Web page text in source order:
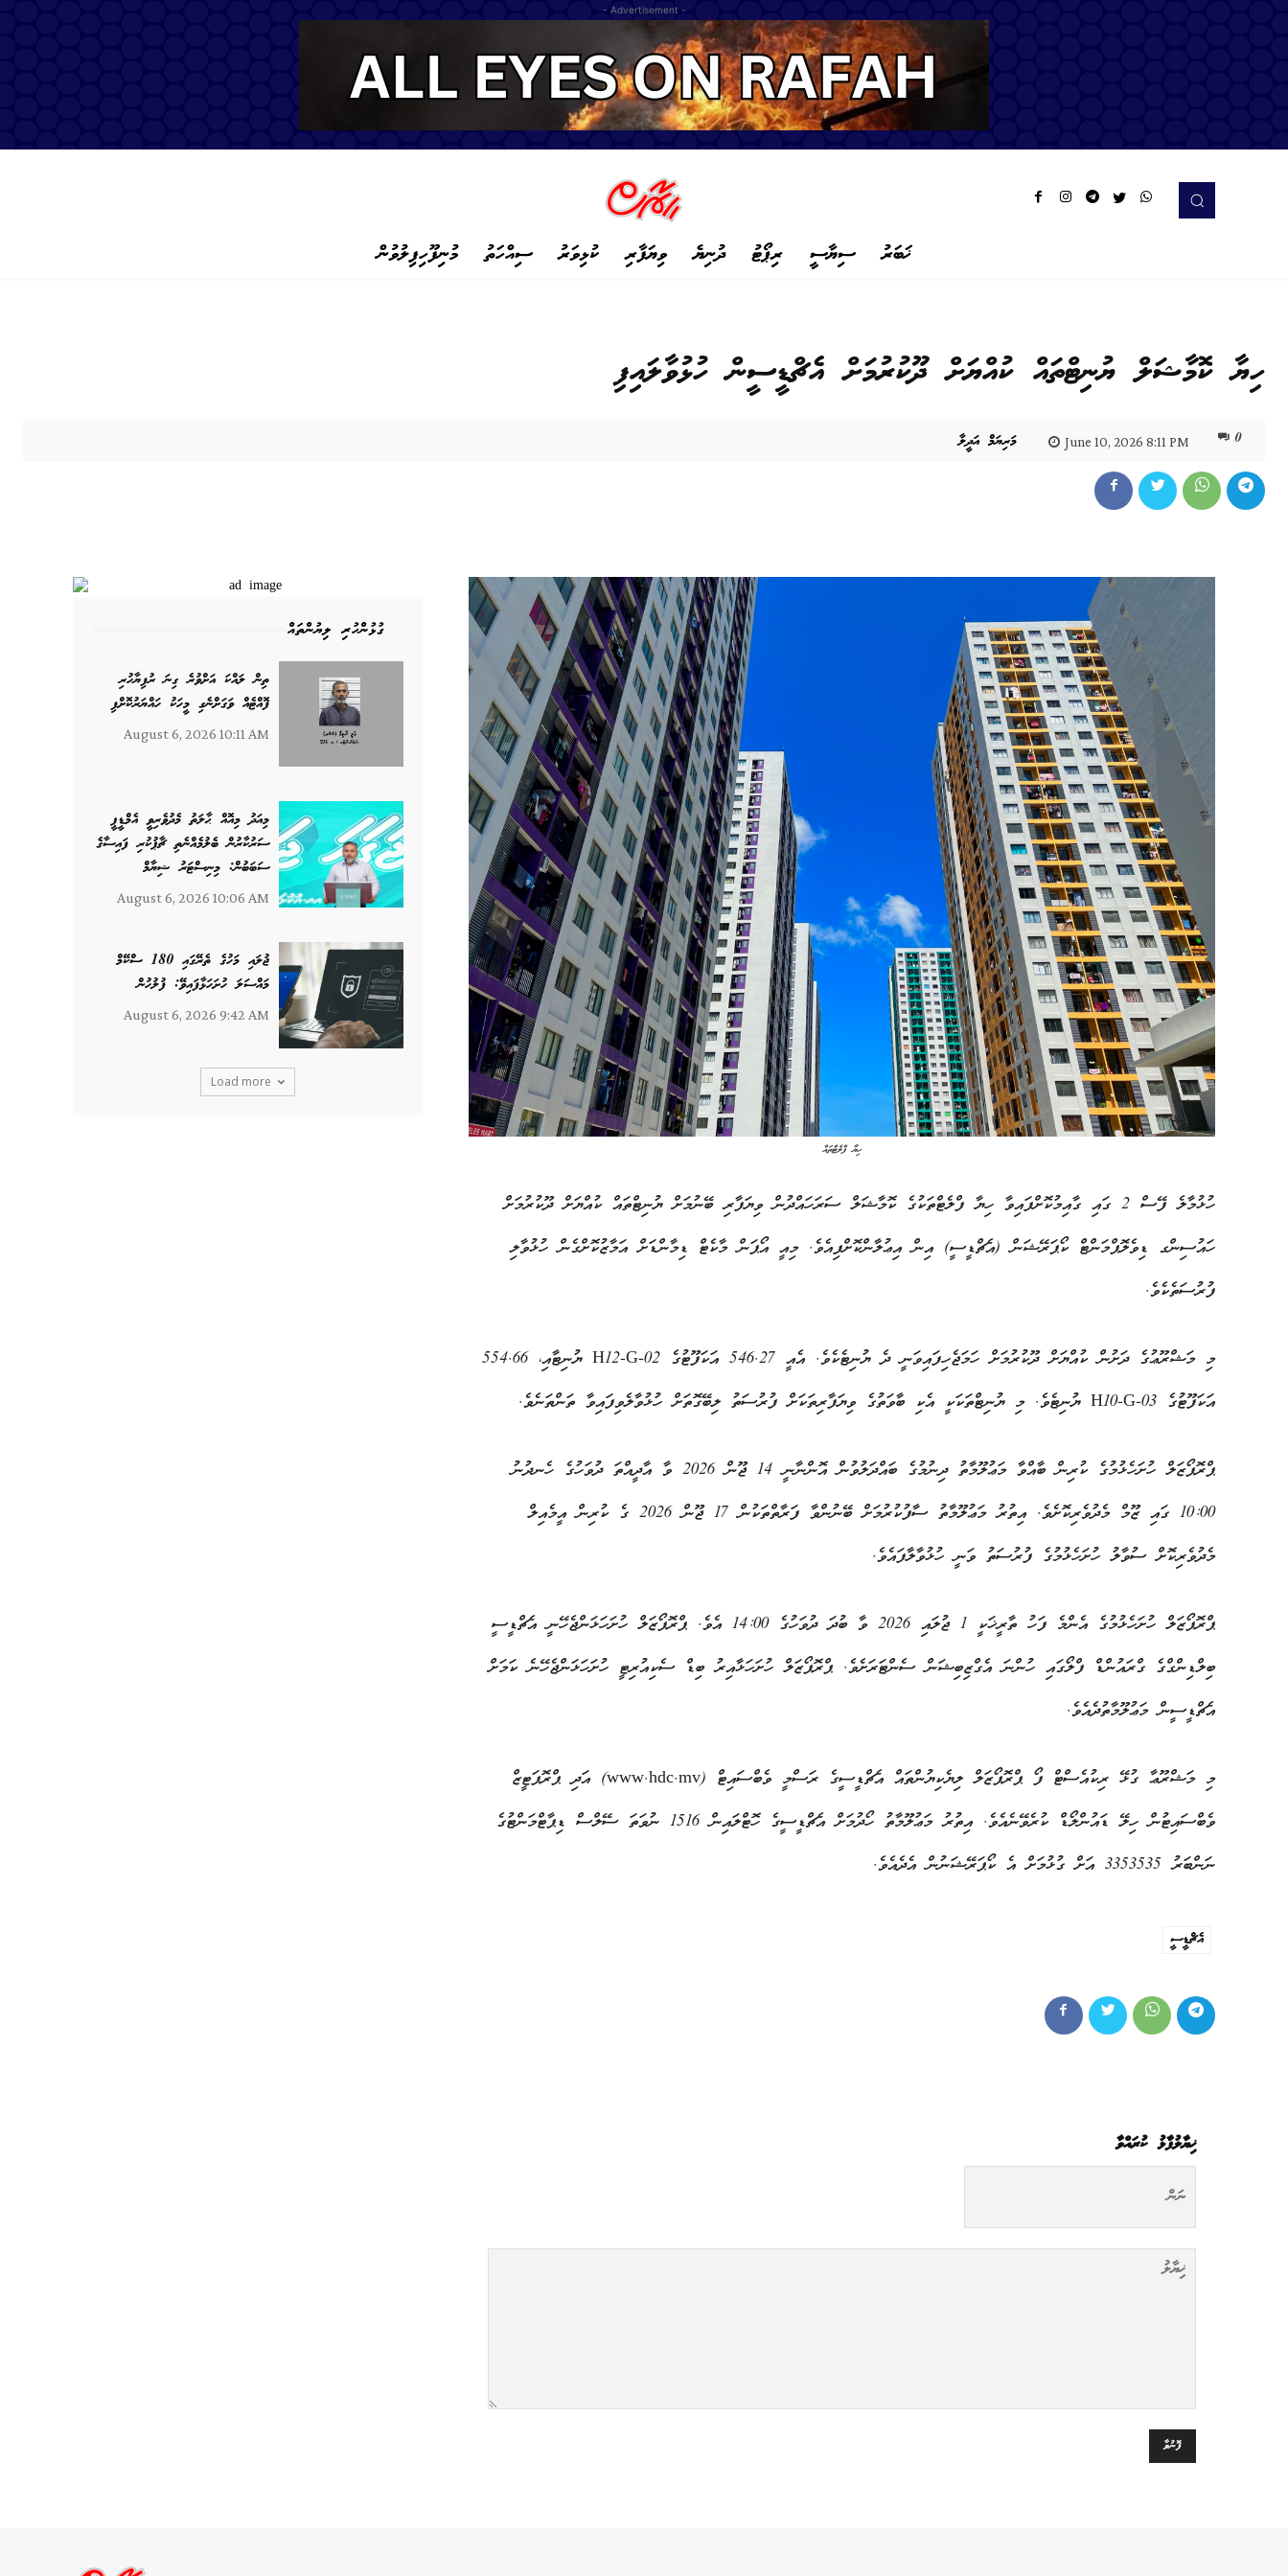
- Advertisement -
މުނިފޫހިފިލުވުން ސިއްހަތު ކުޅިވަރު ވިޔަފާރި ދުނިޔެ ރިޕޯޓު ސިޔާސީ ޚަބަރު
ހިޔާ ކޮމާޝަލް ޔުނިޓްތައް ކުއްޔަށް ދޫކުރުމަށް އެޗްޑީސީން ހުޅުވާލައިފި
މަރިޔަމް އަދީލާ June 10, 2026 8:11 PM 0
ގުޅުންހުރި ލިޔުންތައް
ތިން ލައްކަ އަށްވުރެ ގިނަ ރުފިޔާހުރި
ފޮއްޓެއް ވަގަށްނެގި މީހަކު ހައްޔަރުކޮށްފި
August 6, 2026 10:11 AM
މިއަދު މިއޮއް ޙާލަތު މެދުވެރިވީ އެމްޑީޕީ
ސަރުކާރުން ބެލުމެއްނެތި ޗާޕުކުރި ފައިސާގެ
ސަބަބުން: މިނިސްޓަރު ޝިޔާމް
August 6, 2026 10:06 AM
ޖުލައި މަހުގެ ތެރޭގައި 180 ސްކޭމް
މައްސަލަ ހުށަހަޅާފައިވޭ: ފުލުހުން
August 6, 2026 9:42 AM
Load more
ހިޔާ ފްލެޓްތައް
ހުޅުމާލެ ފޭސް 2 ގައި ގާއިމުކޮށްފައިވާ ހިޔާ ފްލެޓްތަކުގެ ކޮމާޝަލް ސަރަހައްދުން ވިޔަފާރި ބޭނުމަށް ޔުނިޓްތައް ކުއްޔަށް ދޫކުރުމަށް
ހައުސިންގ ޑިވެލޮޕްމަންޓް ކޯޕަރޭޝަން (އެޗްޑީސީ) އިން އިޢުލާންކޮށްފިއެވެ. މިއީ އޯޕަން މާކެޓް ޑިމާންޑަށް އަމާޒުކޮށްގެން ހުޅުވާލި
ފުރުސަތެކެވެ.
މި މަޝްރޫޢުގެ ދަށުން ކުއްޔަށް ދޫކުރުމަށް ހަމަޖެހިފައިވަނީ ދެ ޔުނިޓެކެވެ. އެއީ 546.27 އަކަފޫޓުގެ H12-G-02 ޔުނިޓާއި، 554.66
އަކަފޫޓުގެ H10-G-03 ޔުނިޓެވެ. މި ޔުނިޓްތަކަކީ އެކި ބާވަތުގެ ވިޔަފާރިތަކަށް ފުރުސަތު ލިބޭގޮތަށް ހުޅުވާލެވިފައިވާ ތަންތަނެވެ.
ޕްރޮޕޯޒަލް ހުށަހެޅުމުގެ ކުރިން ބާއްވާ މަޢުލޫމާތު ދިނުމުގެ ބައްދަލުވުން އޮންނާނީ 14 ޖޫން 2026 ވާ އާދީއްތަ ދުވަހުގެ ހެނދުނު
10:00 ގައި ޒޫމް މެދުވެރިކޮށެވެ. އިތުރު މަޢުލޫމާތު ސާފުކުރުމަށް ބޭނުންވާ ފަރާތްތަކުން 17 ޖޫން 2026 ގެ ކުރިން އީމެއިލް
މެދުވެރިކޮށް ސުވާލު ހުށަހެޅުމުގެ ފުރުސަތު ވަނީ ހުޅުވާލާފައެވެ.
ޕްރޮޕޯޒަލް ހުށަހެޅުމުގެ އެންމެ ފަހު ތާރީޚަކީ 1 ޖުލައި 2026 ވާ ބުދަ ދުވަހުގެ 14:00 އެވެ. ޕްރޮޕޯޒަލް ހުށަހަޅަންޖެހޭނީ އެޗްޑީސީ
ބިލްޑިންގްގެ ގްރައުންޑް ފްލޯގައި ހުންނަ އެގްޒިބިޝަން ސެންޓަރަށެވެ. ޕްރޮޕޯޒަލް ހުށަހަޅާއިރު ބިޑް ސެކިއުރިޓީ ހުށަހަޅަންޖެހޭނެ ކަމަށް
އެޗްޑީސީން މަޢުލޫމާތުދެއެވެ.
މި މަޝްރޫޢާ ގުޅޭ ރިކުއެސްޓް ފޯ ޕްރޮޕޯޒަލް ލިޔެކިޔުންތައް އެޗްޑީސީގެ ރަސްމީ ވެބްސައިޓް (www.hdc.mv) އަދި ޕްރޮޕަޓީޒް
ވެބްސައިޓުން ހިލޭ ޑައުންލޯޑް ކުރެވޭނެއެވެ. އިތުރު މަޢުލޫމާތު ހޯދުމަށް އެޗްޑީސީގެ ހޮޓްލައިން 1516 ނުވަތަ ސޭލްސް ޑިޕާޓްމަންޓުގެ
ނަންބަރު 3353535 އަށް ގުޅުމަށް އެ ކޯޕަރޭޝަނުން އެދެއެވެ.
އެޗްޑީސީ
ޚިޔާލުފާޅު ކުރައްވާ